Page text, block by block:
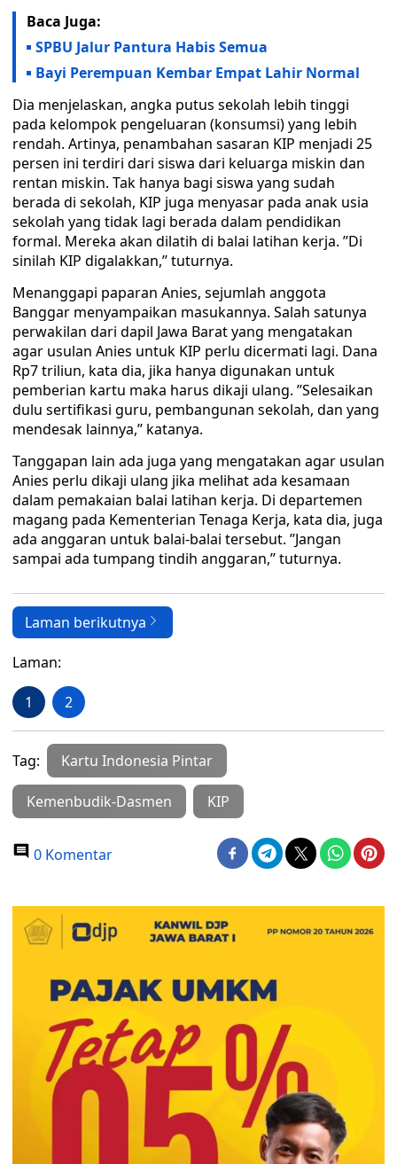
Baca Juga:
SPBU Jalur Pantura Habis Semua
Bayi Perempuan Kembar Empat Lahir Normal
Dia menjelaskan, angka putus sekolah lebih tinggi
pada kelompok pengeluaran (konsumsi) yang lebih
rendah. Artinya, penambahan sasaran KIP menjadi 25
persen ini terdiri dari siswa dari keluarga miskin dan
rentan miskin. Tak hanya bagi siswa yang sudah
berada di sekolah, KIP juga menyasar pada anak usia
sekolah yang tidak lagi berada dalam pendidikan
formal. Mereka akan dilatih di balai latihan kerja. ’’Di
sinilah KIP digalakkan,’’ tuturnya.
Menanggapi paparan Anies, sejumlah anggota
Banggar menyampaikan masukannya. Salah satunya
perwakilan dari dapil Jawa Barat yang mengatakan
agar usulan Anies untuk KIP perlu dicermati lagi. Dana
Rp7 triliun, kata dia, jika hanya digunakan untuk
pemberian kartu maka harus dikaji ulang. ’’Selesaikan
dulu sertifikasi guru, pembangunan sekolah, dan yang
mendesak lainnya,’’ katanya.
Tanggapan lain ada juga yang mengatakan agar usulan
Anies perlu dikaji ulang jika melihat ada kesamaan
dalam pemakaian balai latihan kerja. Di departemen
magang pada Kementerian Tenaga Kerja, kata dia, juga
ada anggaran untuk balai-balai tersebut. ’’Jangan
sampai ada tumpang tindih anggaran,’’ tuturnya.
Laman berikutnya
Laman:
1 2
Tag: Kartu Indonesia Pintar
Kemenbudik-Dasmen KIP
0 Komentar